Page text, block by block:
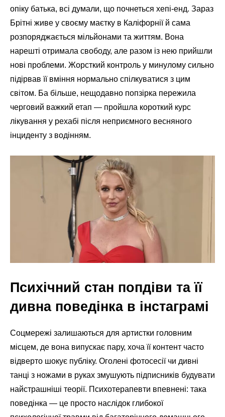
опіку батька, всі думали, що почнеться хепі-енд. Зараз
Брітні живе у своєму маєтку в Каліфорнії й сама
розпоряджається мільйонами та життям. Вона
нарешті отримала свободу, але разом із нею прийшли
нові проблеми. Жорсткий контроль у минулому сильно
підірвав її вміння нормально спілкуватися з цим
світом. Ба більше, нещодавно попзірка пережила
черговий важкий етап — пройшла короткий курс
лікування у рехабі після неприємного весняного
інциденту з водінням.
Психічний стан попдіви та її
дивна поведінка в інстаграмі
Соцмережі залишаються для артистки головним
місцем, де вона випускає пару, хоча її контент часто
відверто шокує публіку. Оголені фотосесії чи дивні
танці з ножами в руках змушують підписників будувати
найстрашніші теорії. Психотерапевти впевнені: така
поведінка — це просто наслідок глибокої